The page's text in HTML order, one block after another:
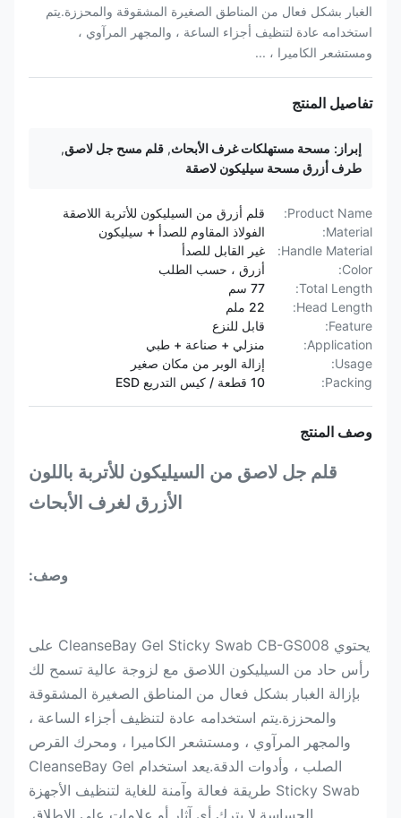
الغبار بشكل فعال من المناطق الصغيرة المشقوقة والمحززة.يتم
استخدامه عادة لتنظيف أجزاء الساعة ، والمجهر المرآوي ،
ومستشعر الكاميرا ، ...
تفاصيل المنتج
إبراز: مسحة مستهلكات غرف الأبحاث, قلم مسح جل لاصق,
طرف أزرق مسحة سيليكون لاصقة
Product Name:
قلم أزرق من السيليكون للأتربة اللاصقة
Material:
الفولاذ المقاوم للصدأ + سيليكون
Handle Material:
غير القابل للصدأ
Color:
أزرق ، حسب الطلب
Total Length:
77 سم
Head Length:
22 ملم
Feature:
قابل للنزع
Application:
منزلي + صناعة + طبي
Usage:
إزالة الوبر من مكان صغير
Packing:
10 قطعة / كيس التدريع ESD
وصف المنتج
قلم جل لاصق من السيليكون للأتربة باللون
الأزرق لغرف الأبحاث
وصف:
يحتوي CleanseBay Gel Sticky Swab CB-GS008 على
رأس حاد من السيليكون اللاصق مع لزوجة عالية تسمح لك
بإزالة الغبار بشكل فعال من المناطق الصغيرة المشقوقة
والمحززة.يتم استخدامه عادة لتنظيف أجزاء الساعة ،
والمجهر المرآوي ، ومستشعر الكاميرا ، ومحرك القرص
الصلب ، وأدوات الدقة.يعد استخدام CleanseBay Gel
Sticky Swab طريقة فعالة وآمنة للغاية لتنظيف الأجهزة
الحساسة.لا يترك أي آثار أو علامات على الإطلاق.